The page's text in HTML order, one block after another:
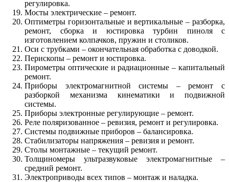
регулировка.
Мосты электрические – ремонт.
Оптиметры горизонтальные и вертикальные – разборка,
ремонт, сборка и юстировка турбин пиноля с
изготовлением колпачков, пружин и столиков.
Оси с трубками – окончательная обработка с доводкой.
Перископы – ремонт и юстировка.
Пирометры оптические и радиационные – капитальный
ремонт.
Приборы электромагнитной системы – ремонт с
разборкой механизма кинематики и подвижной
системы.
Приборы электронные регулирующие – ремонт.
Реле поляризованное – ревизия, ремонт и регулировка.
Системы подвижные приборов – балансировка.
Стабилизаторы напряжения – ревизия и ремонт.
Столы монтажные – текущий ремонт.
Толщиномеры ультразвуковые электромагнитные –
средний ремонт.
Электроприводы всех типов – монтаж и наладка.